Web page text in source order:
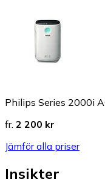
Philips Series 2000i
fr. 2 200 kr
Jämför alla priser
Insikter